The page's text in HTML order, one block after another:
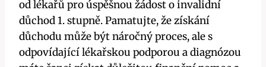
od lékařů pro úspěšnou žádost o invalidní
důchod 1. stupně. Pamatujte, že získání
důchodu může být náročný proces, ale s
odpovídající lékařskou podporou a diagnózou